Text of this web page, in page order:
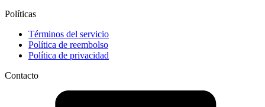
Políticas
Términos del servicio
Política de reembolso
Política de privacidad
Contacto